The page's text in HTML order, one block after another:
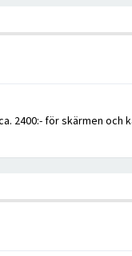
2400:- för skärmen och